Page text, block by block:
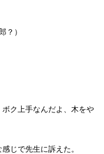
）
ボク上手なんだよ、木をや
じで先生に訴えた。